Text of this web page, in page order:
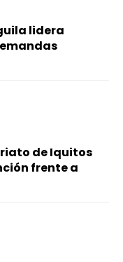
lidera
de Iquitos
frente a